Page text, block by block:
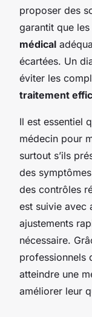
proposer des
garantit que
médical
écartées. Un
éviter les
traitement
Il est essentiel
médecin pour
surtout s’ils
des
des contrôles
est suivie avec
ajustements
nécessaire.
professionnels
atteindre une
améliorer leur